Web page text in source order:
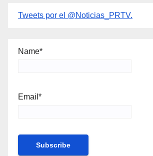
Tweets por el @Noticias_PRTV.
Name*
Email*